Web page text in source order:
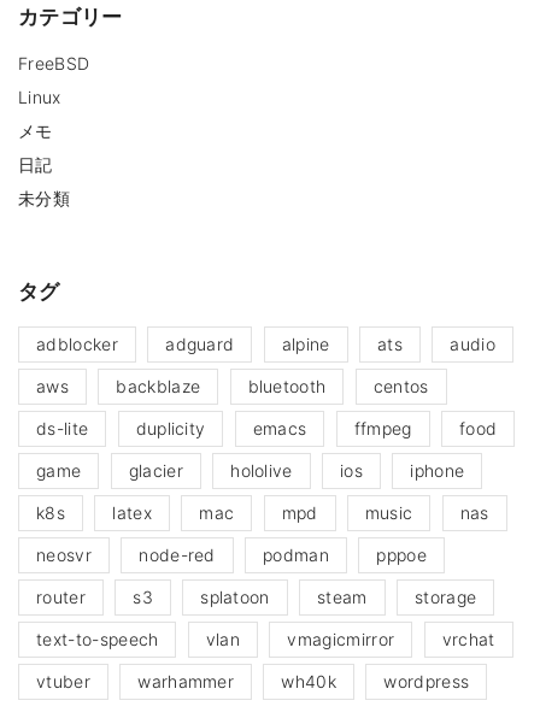
カテゴリー
FreeBSD
Linux
メモ
日記
未分類
タグ
adblocker adguard alpine ats audio
aws backblaze bluetooth centos
ds-lite duplicity emacs ffmpeg food
game glacier hololive ios iphone
k8s latex mac mpd music nas
neosvr node-red podman pppoe
router s3 splatoon steam storage
text-to-speech vlan vmagicmirror vrchat
vtuber warhammer wh40k wordpress